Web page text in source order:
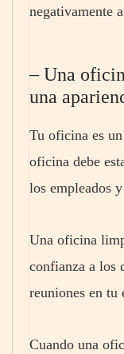
negativamente
– Una
una
Tu oficina es
oficina debe
los empleados
Una oficina
confianza a los
reuniones en tu
Cuando una